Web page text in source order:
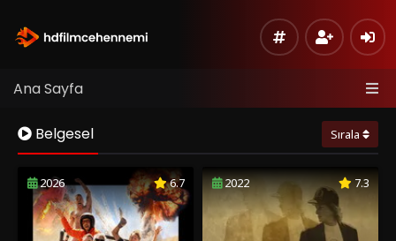
Ana Sayfa
Belgesel Sırala
2026 6.7 2022 7.3